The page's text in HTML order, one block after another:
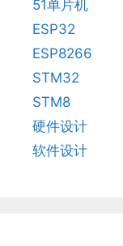
51单片机
ESP32
ESP8266
STM32
STM8
硬件设计
软件设计